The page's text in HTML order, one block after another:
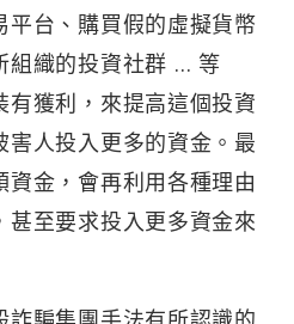
平台、購買假的虛擬貨幣
組織的投資社群 … 等
有獲利，來提高這個投資
害人投入更多的資金。最
金，會再利用各種理由
甚至要求投入更多資金來